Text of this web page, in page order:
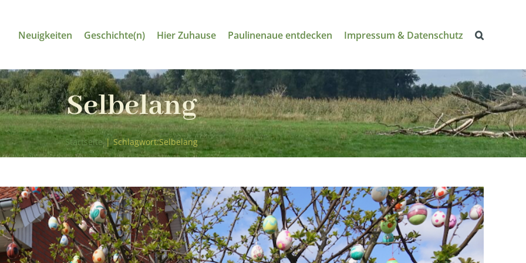
Neuigkeiten Geschichte(n) Hier Zuhause Paulinenaue entdecken Impressum & Datenschutz
Selbelang
Startseite | Schlagwort:Selbelang